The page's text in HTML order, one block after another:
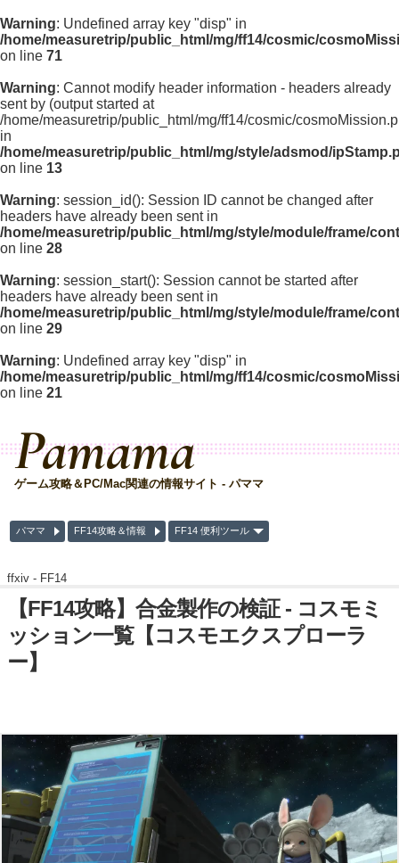
Warning: Undefined array key "disp" in
/home/measuretrip/public_html/mg/ff14/cosmic/
on line 71
Warning: Cannot modify header information - headers already
sent by (output started at
/home/measuretrip/public_html/mg/ff14/cosmic/
in
/home/measuretrip/public_html/mg/style/adsmod/
on line 13
Warning: session_id(): Session ID cannot be changed after
headers have already been sent in
/home/measuretrip/public_html/mg/style/module/frame/
on line 28
Warning: session_start(): Session cannot be started after
headers have already been sent in
/home/measuretrip/public_html/mg/style/module/frame/
on line 29
Warning: Undefined array key "disp" in
/home/measuretrip/public_html/mg/ff14/cosmic/
on line 21
Pamama
ゲーム攻略＆PC/Mac関連の情報サイト - パママ
パママ FF14攻略＆情報 FF14 便利ツール
ffxiv - FF14
【FF14攻略】合金製作の検証 - コスモミ
ッション一覧【コスモエクスプローラ
ー】